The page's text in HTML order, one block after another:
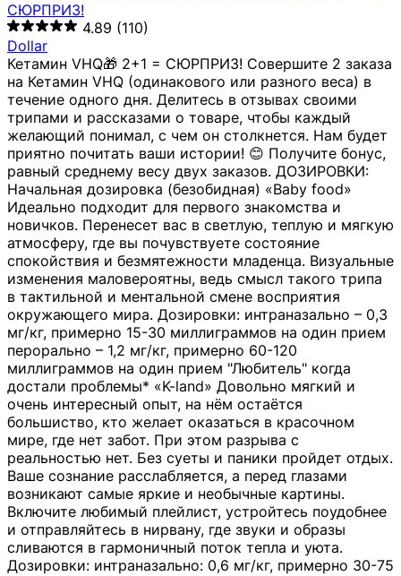
СЮРПРИЗ!
4.89 (110)
Dollar
Кетамин VHQ🎁 2+1 = СЮРПРИЗ! Совершите 2 заказа
на Кетамин VHQ (одинакового или разного веса) в
течение одного дня. Делитесь в отзывах своими
трипами и рассказами о товаре, чтобы каждый
желающий понимал, с чем он столкнется. Нам будет
приятно почитать ваши истории! 😊 Получите бонус,
равный среднему весу двух заказов. ДОЗИРОВКИ:
Начальная дозировка (безобидная) «Baby food»
Идеально подходит для первого знакомства и
новичков. Перенесет вас в светлую, теплую и мягкую
атмосферу, где вы почувствуете состояние
спокойствия и безмятежности младенца. Визуальные
изменения маловероятны, ведь смысл такого трипа
в тактильной и ментальной смене восприятия
окружающего мира. Дозировки: интраназально – 0,3
мг/кг, примерно 15-30 миллиграммов на один прием
перорально – 1,2 мг/кг, примерно 60-120
миллиграммов на один прием "Любитель" когда
достали проблемы* «K-land» Довольно мягкий и
очень интересный опыт, на нём остаётся
большиство, кто желает оказаться в красочном
мире, где нет забот. При этом разрыва с
реальностью нет. Без суеты и паники пройдет отдых.
Ваше сознание расслабляется, а перед глазами
возникают самые яркие и необычные картины.
Включите любимый плейлист, устройтесь поудобнее
и отправляйтесь в нирвану, где звуки и образы
сливаются в гармоничный поток тепла и уюта.
Дозировки: интраназально: 0,6 мг/кг, примерно 30-75